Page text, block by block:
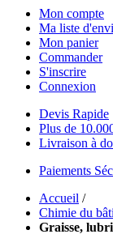
Mon compte
Ma liste
Mon panier
Commander
S'inscrire
Connexion
Devis Rapide
Plus de
Livraison à
Paiements
Accueil /
Chimie du
Graisse,